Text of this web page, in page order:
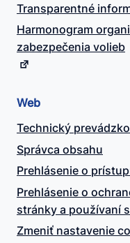
Transparentné
Harmonogram
zabezpečenia volieb
Web
Technický
Správca obsahu
Prehlásenie o
Prehlásenie o
stránky a používaní
Zmeniť nastavenie